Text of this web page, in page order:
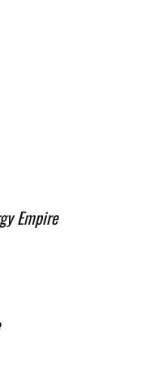
Empire